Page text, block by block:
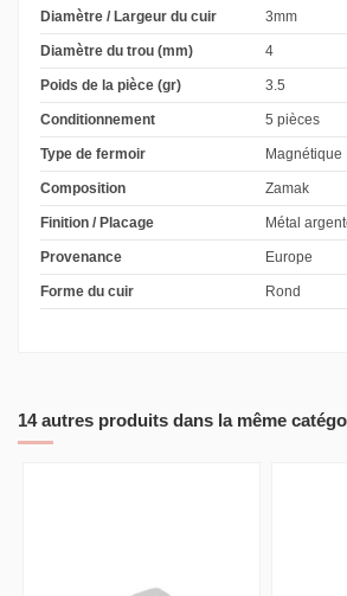
Diamètre / Largeur du cuir 3mm
Diamètre du trou (mm) 4
Poids de la pièce (gr) 3.5
Conditionnement 5 pièces
Type de fermoir Magnétique
Composition Zamak
Finition / Placage Métal
Provenance Europe
Forme du cuir Rond
14 autres produits dans la même